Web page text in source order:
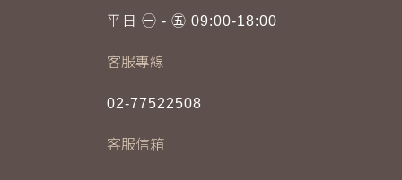
平日 ㊀ - ㊄ 09:00-18:00
客服專線
02-77522508
客服信箱